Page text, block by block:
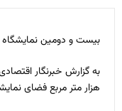
بیست و دومین نمایشگاه تخصصی بین‌المللی صنعت با حضور ۴۲۶ شرکت داخلی و
هزار متر مربع فضای